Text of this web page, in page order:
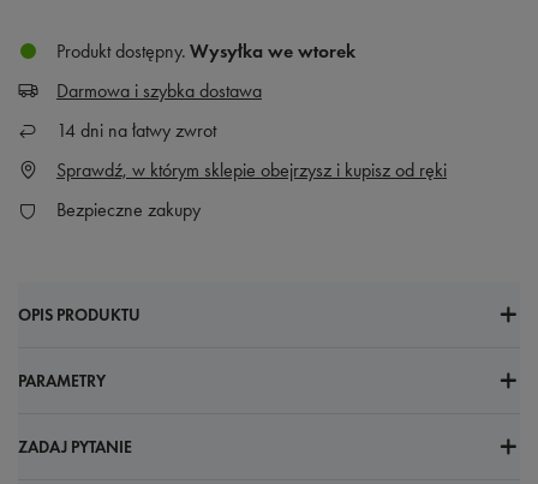
Produkt dostępny Wysyłka we wtorek
Darmowa i szybka dostawa
14 dni na łatwy zwrot
Sprawdź, w którym sklepie obejrzysz i kupisz od ręki
Bezpieczne zakupy
OPIS PRODUKTU
PARAMETRY
ZADAJ PYTANIE